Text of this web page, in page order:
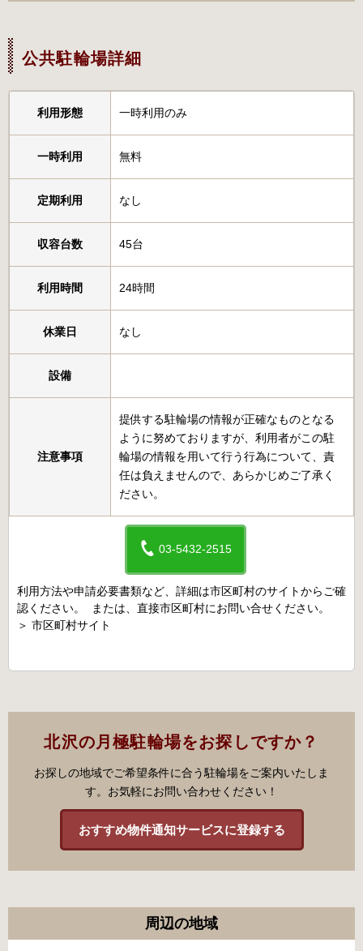
公共駐輪場詳細
利用形態 一時利用のみ
一時利用 無料
定期利用 なし
収容台数 45台
利用時間 24時間
休業日 なし
設備
注意事項
提供する駐輪場の情報が正確なものとなる
ように努めておりますが、利用者がこの駐
輪場の情報を用いて行う行為について、責
任は負えませんので、あらかじめご了承く
ださい。
03-5432-2515
利用方法や申請必要書類など、詳細は市区町村のサイトからご確
認ください。 または、直接市区町村にお問い合せください。
＞ 市区町村サイト
北沢の月極駐輪場をお探しですか？
お探しの地域でご希望条件に合う駐輪場をご案内いたしま
す。お気軽にお問い合わせください！
おすすめ物件通知サービスに登録する
周辺の地域